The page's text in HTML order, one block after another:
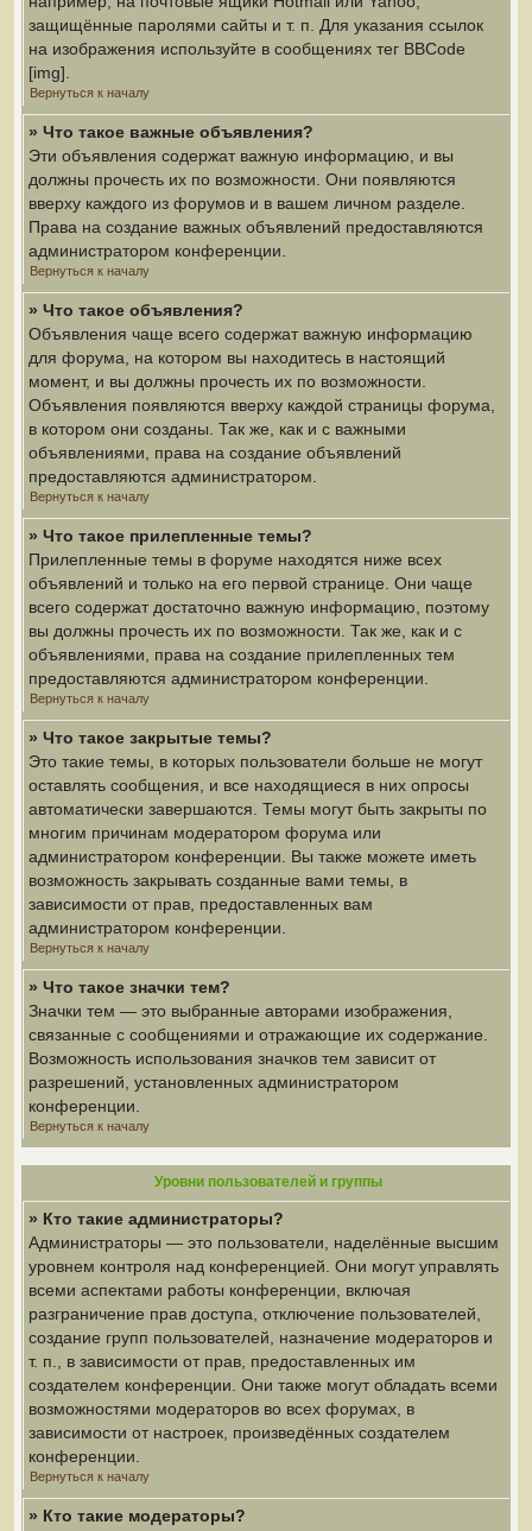
защищённые паролями сайты и т. п. Для указания ссылок
на изображения используйте в сообщениях тег BBCode
[img].
Вернуться к началу
» Что такое важные объявления?
Эти объявления содержат важную информацию, и вы
должны прочесть их по возможности. Они появляются
вверху каждого из форумов и в вашем личном разделе.
Права на создание важных объявлений предоставляются
администратором конференции.
Вернуться к началу
» Что такое объявления?
Объявления чаще всего содержат важную информацию
для форума, на котором вы находитесь в настоящий
момент, и вы должны прочесть их по возможности.
Объявления появляются вверху каждой страницы форума,
в котором они созданы. Так же, как и с важными
объявлениями, права на создание объявлений
предоставляются администратором.
Вернуться к началу
» Что такое прилепленные темы?
Прилепленные темы в форуме находятся ниже всех
объявлений и только на его первой странице. Они чаще
всего содержат достаточно важную информацию, поэтому
вы должны прочесть их по возможности. Так же, как и с
объявлениями, права на создание прилепленных тем
предоставляются администратором конференции.
Вернуться к началу
» Что такое закрытые темы?
Это такие темы, в которых пользователи больше не могут
оставлять сообщения, и все находящиеся в них опросы
автоматически завершаются. Темы могут быть закрыты по
многим причинам модератором форума или
администратором конференции. Вы также можете иметь
возможность закрывать созданные вами темы, в
зависимости от прав, предоставленных вам
администратором конференции.
Вернуться к началу
» Что такое значки тем?
Значки тем — это выбранные авторами изображения,
связанные с сообщениями и отражающие их содержание.
Возможность использования значков тем зависит от
разрешений, установленных администратором
конференции.
Вернуться к началу
Уровни пользователей и группы
» Кто такие администраторы?
Администраторы — это пользователи, наделённые высшим
уровнем контроля над конференцией. Они могут управлять
всеми аспектами работы конференции, включая
разграничение прав доступа, отключение пользователей,
создание групп пользователей, назначение модераторов и
т. п., в зависимости от прав, предоставленных им
создателем конференции. Они также могут обладать всеми
возможностями модераторов во всех форумах, в
зависимости от настроек, произведённых создателем
конференции.
Вернуться к началу
» Кто такие модераторы?